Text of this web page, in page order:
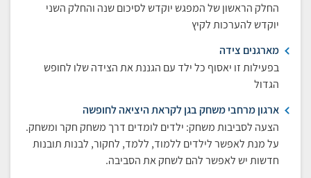
החלק הראשון של המפגש יוקדש לסיכום שנה והחלק השני
יוקדש להערכות לקיץ
מארגנים צידה
בפעילות זו יאסוף כל ילד עם הגננת את הצידה שלו לחופש
הגדול
ארגון מרחבי משחק בגן לקראת היציאה לחופשה
הצעה לסביבות משחק: ילדים לומדים דרך משחק חקר ומשחק.
על מנת לאפשר לילדים ללמוד, ללמד, לחקור, לבנות תובנות
חדשות יש לאפשר להם לשחק את הסביבה.